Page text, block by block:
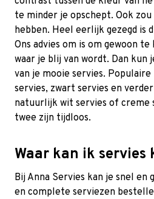
te minder je opschept. Ook
hebben. Heel eerlijk gezegd is
Ons advies om is om gewoon
waar je blij van wordt. Dan kun
van je mooie servies.
servies, zwart servies en
natuurlijk wit servies of creme
twee zijn tijdloos.
Waar kan ik servies
Bij Anna Servies kan je snel en
en complete serviezen